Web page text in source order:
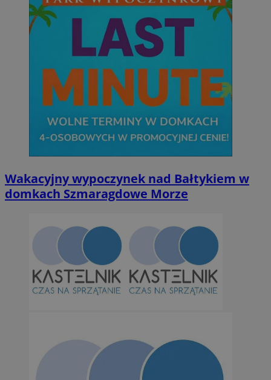
Wakacyjny wypoczynek nad Bałtykiem w
domkach Szmaragdowe Morze